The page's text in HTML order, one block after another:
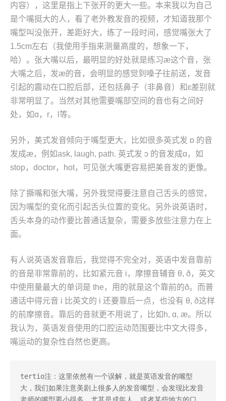
内容），这里是指上下张开的更大一些。本来我以为自己
是个嘴挺大的人，看了老外教发音的视频，才知道我那个
嘴型叫没张开，差距好大，练了一段时间，感觉嘴张大了
1.5cm左右（我使用手指来测量高度的，想象一下，
哈）。张大嘴以后，最明显的好处就是练习æ这个音，张
大嘴之后，发æ的音，会明显的感觉到嗓子往前送，发音
引起的震动在口腔后部，还包括鼻子（非鼻音）和ɛ差别就
非常明显了。当然对其他需要嘴部空间的音也有之间好
处，如ɑ，r，l等。
另外，美式发音倾向于嘴型更大，比如很多英式发 ɒ 的音
发成æ，例如ask, laugh, path. 英式发 ɔ 的音发成ɑ，如
stop，doctor，hot，可见张大嘴更容易把美音发的更像。
除了撅嘴和张大嘴，另外我觉得要注意自己舌头的感觉，
因为嘴型的变化而引起舌头位置的变化。另外说英语时，
舌头本身的动作要比普通话复杂，需要多放些注意力在上
面。
有人说英语发音靠后，我觉得不完全对，英语中发音靠前
的音是非常靠前的，比如紧元音 i，摩擦音辅音 θ, ð，英文
中使用量最大的单词是 the，用的就是这个靠前的ð。而普
通话中得元音 i 比英文的 i 还要靠后一点，也没有 θ, ð这样
的前摩擦音。靠后的音就更不用说了，比如h, ɑ, æ。所以
我认为，英语发音使用的口腔运动范围要比中文大得多，
嘴运动的复杂性自然也更高。
tertio注：这里依然有一个误解，就是英语发音的嘴型
大，我们如果注意美剧上很多人的发音嘴型，会发现比发音
老师的嘴型要小得多，尤其是成年人，或者某些地方的口